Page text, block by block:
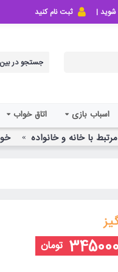
شوید | ثبت نام کنید
اسباب بازی اتاق خواب
با خانه و خانواده
تومان